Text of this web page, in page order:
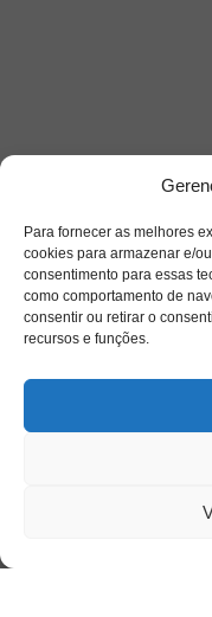
Para fornecer as melhores
cookies para armazenar e/
consentimento para essas
como comportamento de
consentir ou retirar o
recursos e funções.
Siga-nos